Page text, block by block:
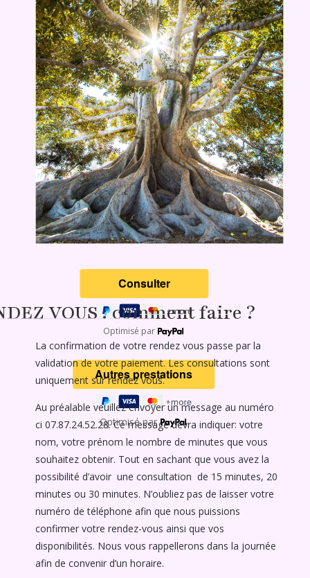
Optimisé par
Optimisé par
VOUS : comment faire ?
La confirmation de votre rendez vous passe par la
validation de votre paiement. Les consultations sont
uniquement sur rendez vous.
Au préalable veuillez envoyer un message au numéro
ci 07.87.24.52.28. Ce message devra indiquer: votre
nom, votre prénom le nombre de minutes que vous
souhaitez obtenir. Tout en sachant que vous avez la
possibilité d’avoir une consultation de 15 minutes, 20
minutes ou 30 minutes. N’oubliez pas de laisser votre
numéro de téléphone afin que nous puissions
confirmer votre rendez-vous ainsi que vos
disponibilités. Nous vous rappellerons dans la journée
afin de convenir d’un horaire.